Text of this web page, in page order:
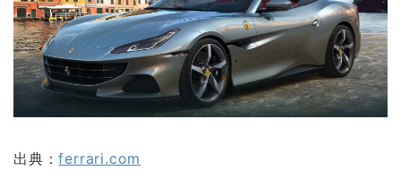
出典：ferrari.com